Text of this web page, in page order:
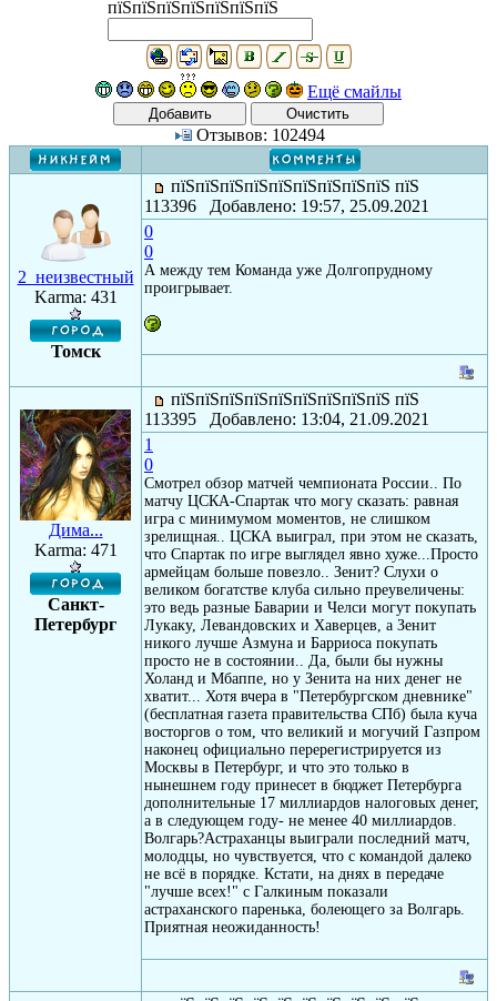
пїЅпїЅпїЅпїЅпїЅпїЅпїЅ
Ещё смайлы
Отзывов: 102494
2_неизвестный
Karma: 431
Томск
пїЅпїЅпїЅпїЅпїЅпїЅпїЅпїЅпїЅ пїЅ
113396 Добавлено: 19:57, 25.09.2021
0
0
А между тем Команда уже Долгопрудному
проигрывает.
Дима...
Karma: 471
Санкт-
Петербург
пїЅпїЅпїЅпїЅпїЅпїЅпїЅпїЅпїЅ пїЅ
113395 Добавлено: 13:04, 21.09.2021
1
0
Смотрел обзор матчей чемпионата России.. По
матчу ЦСКА-Спартак что могу сказать: равная
игра с минимумом моментов, не слишком
зрелищная.. ЦСКА выиграл, при этом не сказать,
что Спартак по игре выглядел явно хуже...Просто
армейцам больше повезло.. Зенит? Слухи о
великом богатстве клуба сильно преувеличены:
это ведь разные Баварии и Челси могут покупать
Лукаку, Левандовских и Хаверцев, а Зенит
никого лучше Азмуна и Барриоса покупать
просто не в состоянии.. Да, были бы нужны
Холанд и Мбаппе, но у Зенита на них денег не
хватит... Хотя вчера в "Петербургском дневнике"
(бесплатная газета правительства СПб) была куча
восторгов о том, что великий и могучий Газпром
наконец официально перерегистрируется из
Москвы в Петербург, и что это только в
нынешнем году принесет в бюджет Петербурга
дополнительные 17 миллиардов налоговых денег,
а в следующем году- не менее 40 миллиардов.
Волгарь?Астраханцы выиграли последний матч,
молодцы, но чувствуется, что с командой далеко
не всё в порядке. Кстати, на днях в передаче
"лучше всех!" с Галкиным показали
астраханского паренька, болеющего за Волгарь.
Приятная неожиданность!